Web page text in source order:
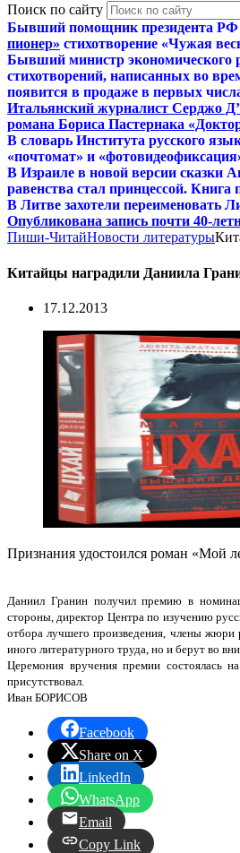
Поиск по сайту
Бывший помощник президента РФ
пионер» стихотворение «Чужая
Бывший министр экономического
стихотворений, написанных во
появится в продаже в первых
Итальянский журналист Серджо
романа Бориса Пастернака
В словарь Института русского
«почтомат» и
В Израиле в новой версии сказки
равенства стал принцессой.
В Литве захотели переименовать
Опубликована запись почти 40-
Пиши-ЧитайНовости литературы
Китайцы наградили Даниила
17.12.2013
Признания удостоился роман «Мой
Даниил Гранин получил премию в
стороны, директор Центра по изучению
отбора лучшего произведения, члены жюри
иного литературного труда, но и берут во
Церемония вручения премии состоялась
присутствовал.
Иван БОРИСОВ
Facebook
Share on X
LinkedIn
WhatsApp
Email
Copy Link